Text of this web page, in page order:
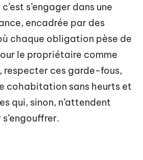
s’engager dans une
encadrée par des
chaque obligation pèse de
le propriétaire comme
respecter ces garde-fous,
cohabitation sans heurts et
qui, sinon, n’attendent